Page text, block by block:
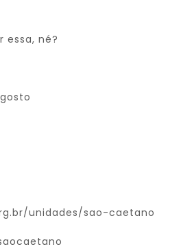
essa, né?
unidades/sao-caetano